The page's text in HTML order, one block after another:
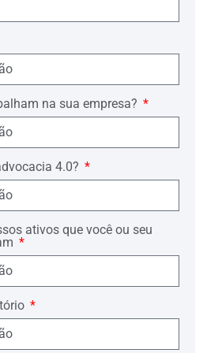
na Medida
de Corpos
a MM. …… a Vara da
desse Egrégio Foro
dos menores, ora
retirado
com o(s) filho(s).
está
………………., com
em breve, melhores
econômicas, garantindo
no
físico, intelectual e
filho(s), mesmo diante
da mulher, mãe
continuar
filho(s), mas a mãe não
receba(m)
do pai.
na sua empresa?
4.0?
ativos que você ou seu